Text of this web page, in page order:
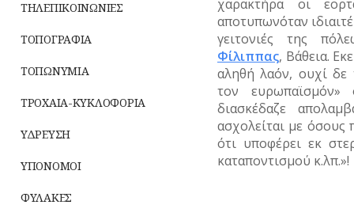
ΤΗΛΕΠΙΚΟΙΝΩΝΙΕΣ
ΤΟΠΟΓΡΑΦΙΑ
ΤΟΠΩΝΥΜΙΑ
ΤΡΟΧΑΙΑ-ΚΥΚΛΟΦΟΡΙΑ
ΥΔΡΕΥΣΗ
ΥΠΟΝΟΜΟΙ
ΦΥΛΑΚΕΣ
χαρακτήρα οι
αποτυπωνόταν
γειτονιές της
Φίλιππας, Βάθεια.
αληθή λαόν, ουχί δε
τον
διασκέδαζε
ασχολείται με όσους
ότι υποφέρει εκ
καταποντισμού κ.λπ.»!